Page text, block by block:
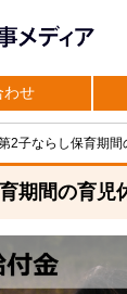
わせ
2子ならし保育期間
期間の育児